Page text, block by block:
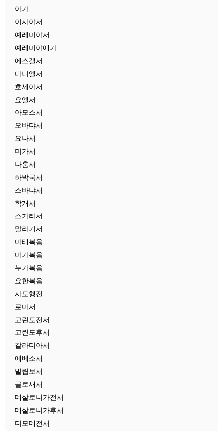
아가
이사야서
예레미야서
예레미야애가
에스겔서
다니엘서
호세아서
요엘서
아모스서
오바댜서
요나서
미가서
나훔서
하박국서
스바냐서
학개서
스가랴서
말라기서
마태복음
마가복음
누가복음
요한복음
사도행전
로마서
고린도전서
고린도후서
갈라디아서
에베소서
빌립보서
골로새서
데살로니가전서
데살로니가후서
디모데전서